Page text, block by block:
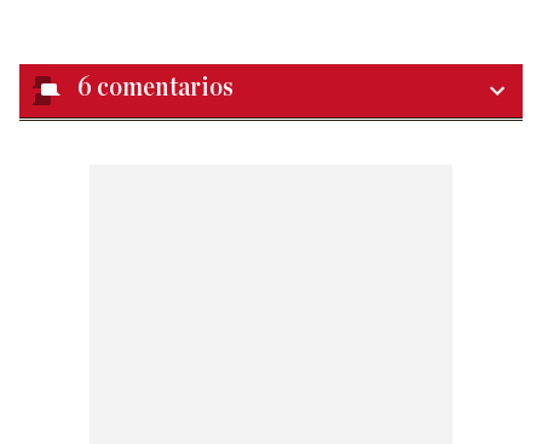
6 comentarios